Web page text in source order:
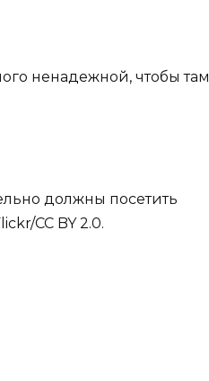
ненадежной, чтобы там
должны посетить
CC BY 2.0.